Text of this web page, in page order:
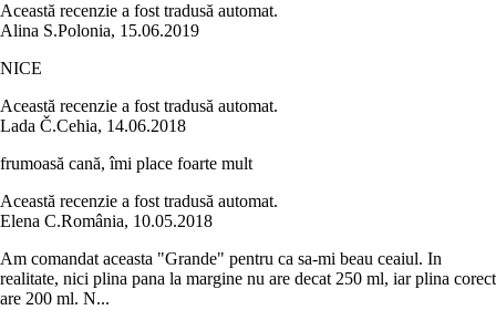
Această recenzie a fost tradusă automat.
Alina S.Polonia, 15.06.2019
NICE
Această recenzie a fost tradusă automat.
Lada Č.Cehia, 14.06.2018
frumoasă cană, îmi place foarte mult
Această recenzie a fost tradusă automat.
Elena C.România, 10.05.2018
Am comandat aceasta "Grande" pentru ca sa-mi beau ceaiul. In
realitate, nici plina pana la margine nu are decat 250 ml, iar plina corect
are 200 ml. N...